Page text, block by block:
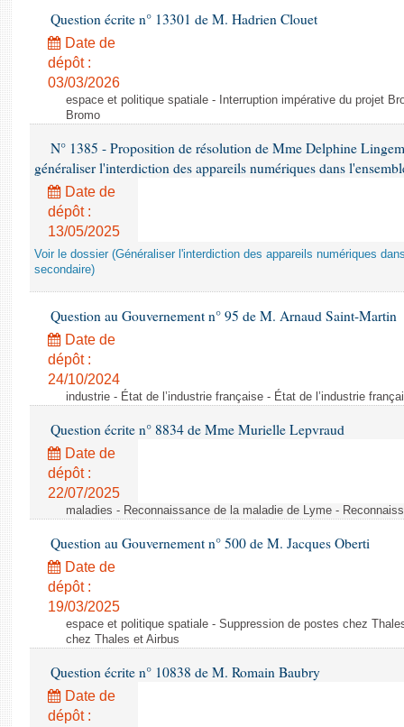
Question écrite n° 13301 de M. Hadrien Clouet
Date de
dépôt :
03/03/2026
espace et politique spatiale - Interruption impérative du projet
Bromo
N° 1385 - Proposition de résolution de Mme Delphine
généraliser l'interdiction des appareils numériques dans
Date de
dépôt :
13/05/2025
Voir le dossier (Généraliser l'interdiction des appareils numériques
secondaire)
Question au Gouvernement n° 95 de M. Arnaud Saint-Martin
Date de
dépôt :
24/10/2024
industrie - État de l’industrie française - État de l’industrie
Question écrite n° 8834 de Mme Murielle Lepvraud
Date de
dépôt :
22/07/2025
maladies - Reconnaissance de la maladie de Lyme -
Question au Gouvernement n° 500 de M. Jacques Oberti
Date de
dépôt :
19/03/2025
espace et politique spatiale - Suppression de postes chez
chez Thales et Airbus
Question écrite n° 10838 de M. Romain Baubry
Date de
dépôt :